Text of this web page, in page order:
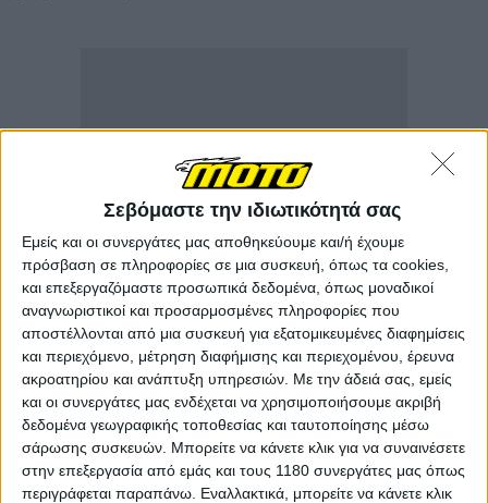
Σεβόμαστε την ιδιωτικότητά σας
Εμείς και οι συνεργάτες μας αποθηκεύουμε και/ή έχουμε
πρόσβαση σε πληροφορίες σε μια συσκευή, όπως τα cookies,
και επεξεργαζόμαστε προσωπικά δεδομένα, όπως μοναδικοί
αναγνωριστικοί και προσαρμοσμένες πληροφορίες που
αποστέλλονται από μια συσκευή για εξατομικευμένες διαφημίσεις
και περιεχόμενο, μέτρηση διαφήμισης και περιεχομένου, έρευνα
ακροατηρίου και ανάπτυξη υπηρεσιών. Με την άδειά σας, εμείς
και οι συνεργάτες μας ενδέχεται να χρησιμοποιήσουμε ακριβή
δεδομένα γεωγραφικής τοποθεσίας και ταυτοποίησης μέσω
σάρωσης συσκευών. Μπορείτε να κάνετε κλικ για να συναινέσετε
στην επεξεργασία από εμάς και τους 1180 συνεργάτες μας όπως
περιγράφεται παραπάνω. Εναλλακτικά, μπορείτε να κάνετε κλικ